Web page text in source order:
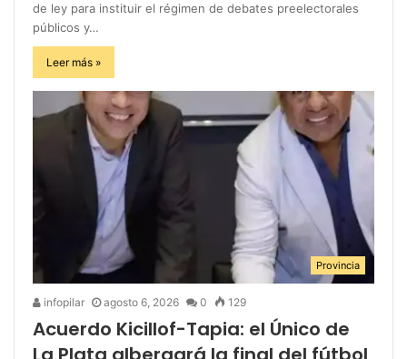
de ley para instituir el régimen de debates preelectorales
públicos y…
Leer más »
Provincia
infopilar agosto 6, 2026 0 129
Acuerdo Kicillof-Tapia: el Único de